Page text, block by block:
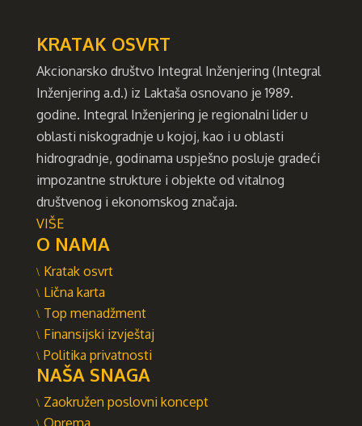
KRATAK OSVRT
Akcionarsko društvo Integral Inženjering (Integral
Inženjering a.d.) iz Laktaša osnovano je 1989.
godine. Integral Inženjering je regionalni lider u
oblasti niskogradnje u kojoj, kao i u oblasti
hidrogradnje, godinama uspješno posluje gradeći
impozantne strukture i objekte od vitalnog
društvenog i ekonomskog značaja.
VIŠE
O NAMA
Kratak osvrt
Lična karta
Top menadžment
Finansijski izvještaj
Politika privatnosti
NAŠA SNAGA
Zaokružen poslovni koncept
Oprema